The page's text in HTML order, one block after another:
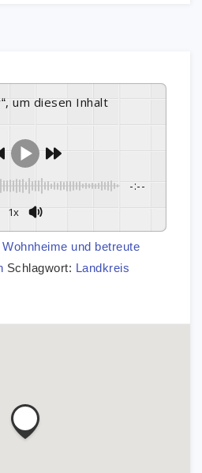
-:--
1x
Wohnheime und betreute
Schlagwort: Landkreis